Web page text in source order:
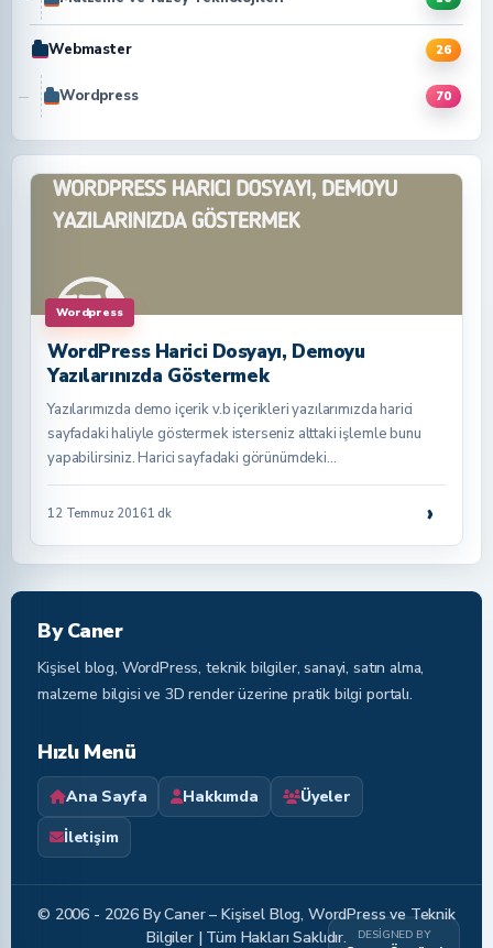
Webmaster 26
Wordpress 70
Wordpress
WordPress Harici Dosyayı, Demoyu
Yazılarınızda Göstermek
Yazılarımızda demo içerik v.b içerikleri yazılarımızda harici
sayfadaki haliyle göstermek isterseniz alttaki işlemle bunu
yapabilirsiniz. Harici sayfadaki görünümdeki…
12 Temmuz 20161 dk ›
By Caner
Kişisel blog, WordPress, teknik bilgiler, sanayi, satın alma,
malzeme bilgisi ve 3D render üzerine pratik bilgi portalı.
Hızlı Menü
Ana Sayfa Hakkımda
Üyeler
İletişim
© 2006 - 2026 By Caner – Kişisel Blog, WordPress ve Teknik
Bilgiler | Tüm Hakları Saklıdır.
DESIGNED BY